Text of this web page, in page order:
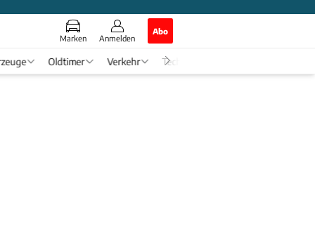
Marken Anmelden
Abo
Oldtimer Verkehr Tech & Zukunft